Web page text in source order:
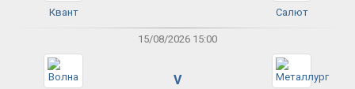
Квант Салют
15/08/2026 15:00
V